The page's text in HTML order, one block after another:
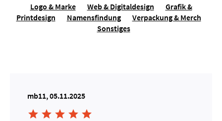
Logo & Marke
Web & Digitaldesign
Grafik &
Printdesign
Namensfindung
Verpackung & Merch
Sonstiges
mb11, 05.11.2025
    